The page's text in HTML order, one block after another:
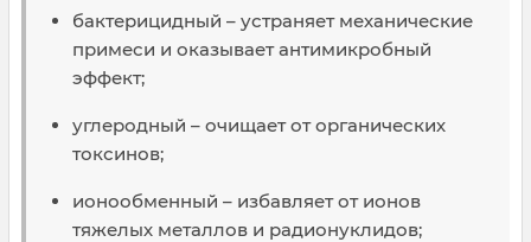
бактерицидный – устраняет механические
примеси и оказывает антимикробный
эффект;
углеродный – очищает от органических
токсинов;
ионообменный – избавляет от ионов
тяжелых металлов и радионуклидов;